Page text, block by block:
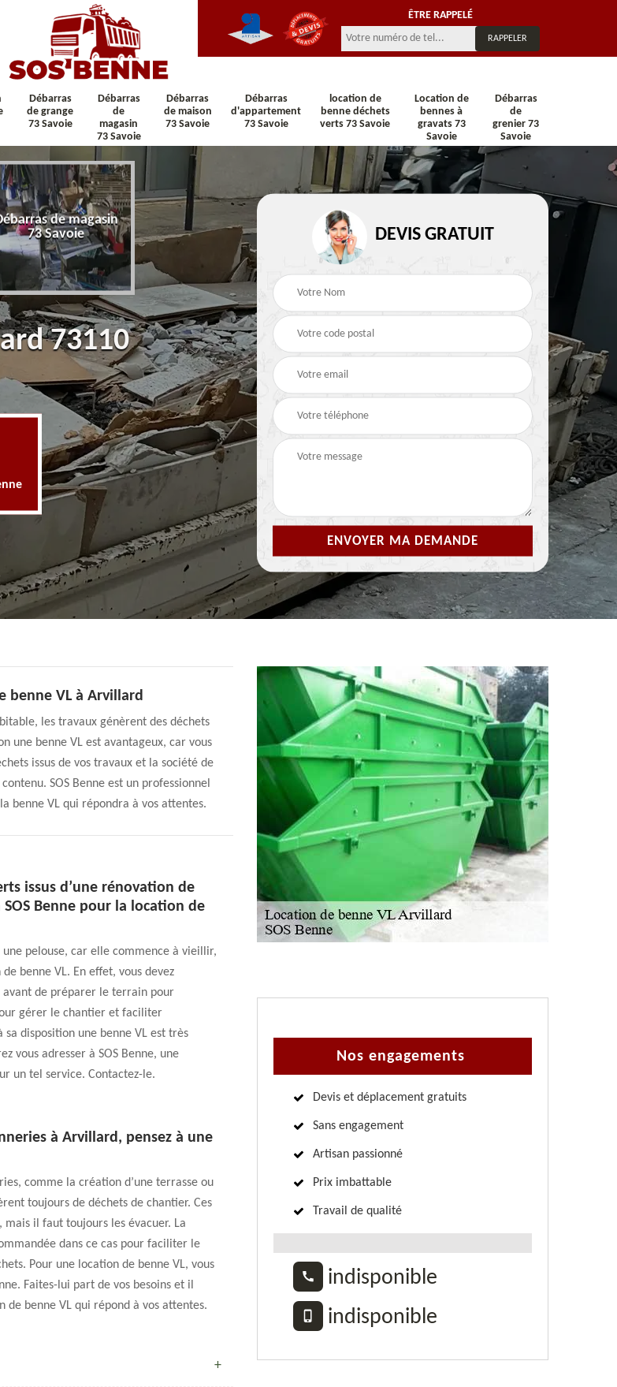
ÊTRE RAPPELÉ
Débarras
de grange
73 Savoie
Débarras
de
magasin
73 Savoie
Débarras
de maison
73 Savoie
Débarras
d'appartement
73 Savoie
location de
benne déchets
verts 73 Savoie
Location de
bennes à
gravats 73
Savoie
Débarras
de
grenier 73
Savoie
de magasin
73 Savoie
Débarras de maison 73
Savoie
Location de benne 73
Savoie
Location de benne
73110
DEVIS GRATUIT
benne VL à Arvillard
les travaux génèrent des déchets
une benne VL est avantageux, car vous
issus de vos travaux et la société de
SOS Benne est un professionnel
benne VL qui répondra à vos attentes.
issus d’une rénovation de
Benne pour la location de
pelouse, car elle commence à vieillir,
benne VL. En effet, vous devez
avant de préparer le terrain pour
gérer le chantier et faciliter
sa disposition une benne VL est très
vous adresser à SOS Benne, une
un tel service. Contactez-le.
à Arvillard, pensez à une
comme la création d’une terrasse ou
toujours de déchets de chantier. Ces
mais il faut toujours les évacuer. La
dans ce cas pour faciliter le
Pour une location de benne VL, vous
Faites-lui part de vos besoins et il
benne VL qui répond à vos attentes.
Nos engagements
Devis et déplacement gratuits
Sans engagement
Artisan passionné
Prix imbattable
Travail de qualité
indisponible
indisponible